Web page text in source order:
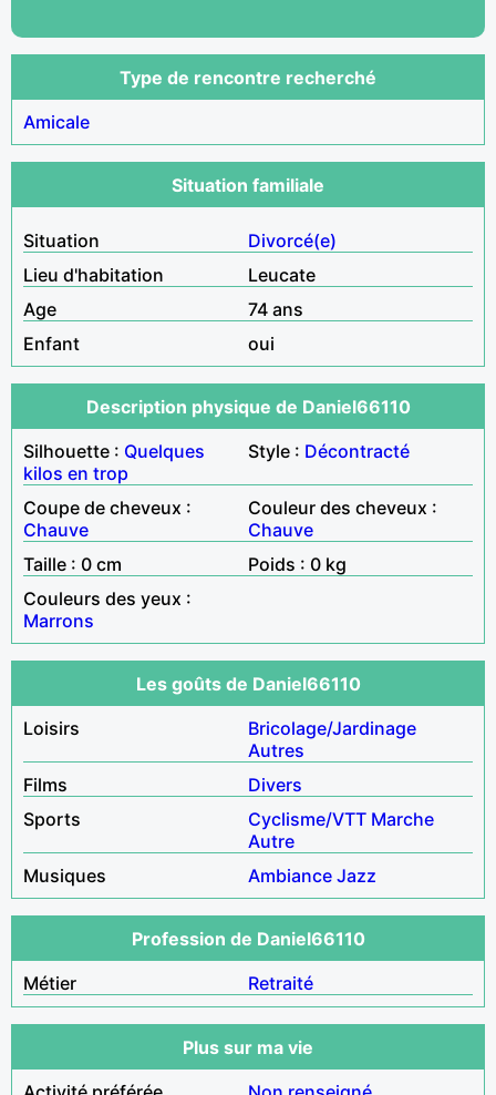
Type de rencontre recherché
Amicale
Situation familiale
Situation
Divorcé(e)
Lieu d'habitation
Leucate
Age
74 ans
Enfant
oui
Description physique de Daniel66110
Silhouette : Quelques
kilos en trop
Style : Décontracté
Coupe de cheveux :
Chauve
Couleur des cheveux :
Chauve
Taille : 0 cm
Poids : 0 kg
Couleurs des yeux :
Marrons
Les goûts de Daniel66110
Loisirs
Bricolage/Jardinage
Autres
Films
Divers
Sports
Cyclisme/VTT Marche
Autre
Musiques
Ambiance Jazz
Profession de Daniel66110
Métier
Retraité
Plus sur ma vie